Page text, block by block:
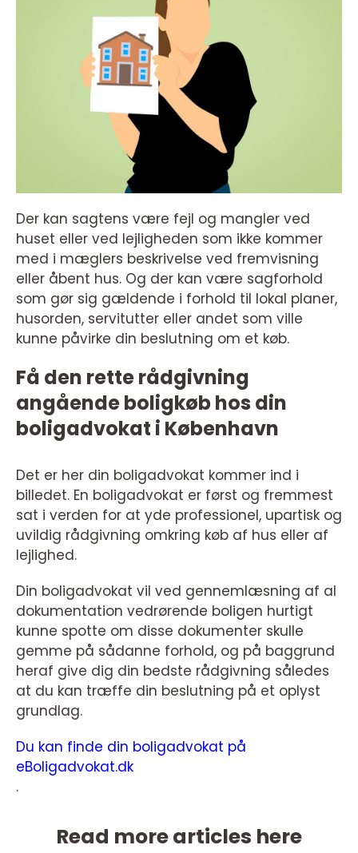
Der kan sagtens være fejl og mangler ved
huset eller ved lejligheden som ikke kommer
med i mæglers beskrivelse ved fremvisning
eller åbent hus. Og der kan være sagforhold
som gør sig gældende i forhold til lokal planer,
husorden, servitutter eller andet som ville
kunne påvirke din beslutning om et køb.
Få den rette rådgivning
angående boligkøb hos din
boligadvokat i København
Det er her din boligadvokat kommer ind i
billedet. En boligadvokat er først og fremmest
sat i verden for at yde professionel, upartisk og
uvildig rådgivning omkring køb af hus eller af
lejlighed.
Din boligadvokat vil ved gennemlæsning af al
dokumentation vedrørende boligen hurtigt
kunne spotte om disse dokumenter skulle
gemme på sådanne forhold, og på baggrund
heraf give dig din bedste rådgivning således
at du kan træffe din beslutning på et oplyst
grundlag.
Du kan finde din boligadvokat på
eBoligadvokat.dk
.
Read more articles here